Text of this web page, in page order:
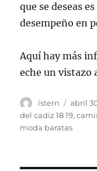
que se deseas
desempeño en
Aquí hay más
eche un vistazo
Autor
istern
el
abril
del cadiz 18 19,
moda baratas